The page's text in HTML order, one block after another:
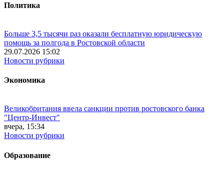
Политика
Больше 3,5 тысячи раз оказали бесплатную юридическую
помощь за полгода в Ростовской области
29.07.2026 15:02
Новости рубрики
Экономика
Великобритания ввела санкции против ростовского банка
"Центр-Инвест"
вчера, 15:34
Новости рубрики
Образование